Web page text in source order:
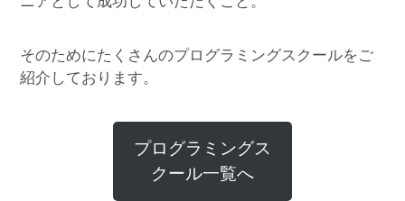
そのためにたくさんのプログラミングスクールをご
紹介しております。
プログラミングス
クール一覧へ